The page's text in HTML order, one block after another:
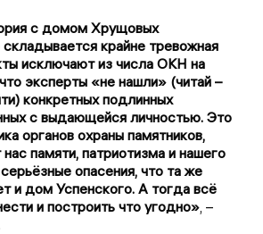
с домом Хрущовых
складывается крайне тревожная
исключают из числа ОКН на
эксперты «не нашли» (читай –
конкретных подлинных
с выдающейся личностью. Это
органов охраны памятников,
памяти, патриотизма и нашего
опасения, что та же
и дом Успенского. А тогда всё
и построить что угодно» , –